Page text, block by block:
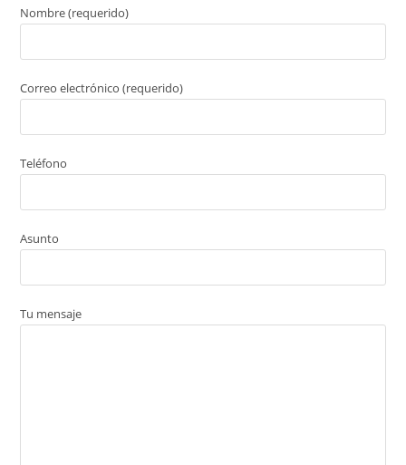
Nombre (requerido)
Correo electrónico (requerido)
Teléfono
Asunto
Tu mensaje